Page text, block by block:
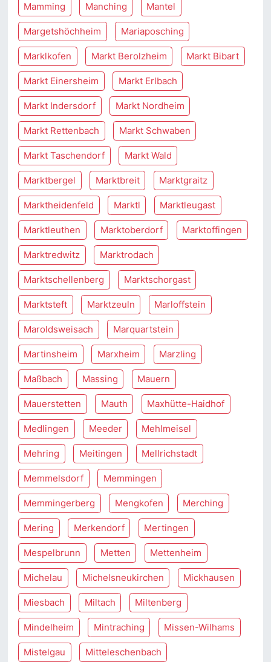
Mamming Manching Mantel
Margetshöchheim Mariaposching
Marklkofen Markt Berolzheim Markt Bibart
Markt Einersheim Markt Erlbach
Markt Indersdorf Markt Nordheim
Markt Rettenbach Markt Schwaben
Markt Taschendorf Markt Wald
Marktbergel Marktbreit Marktgraitz
Marktheidenfeld Marktl Marktleugast
Marktleuthen Marktoberdorf Marktoffingen
Marktredwitz Marktrodach
Marktschellenberg Marktschorgast
Marktsteft Marktzeuln Marloffstein
Maroldsweisach Marquartstein
Martinsheim Marxheim Marzling
Maßbach Massing Mauern
Mauerstetten Mauth Maxhütte-Haidhof
Medlingen Meeder Mehlmeisel
Mehring Meitingen Mellrichstadt
Memmelsdorf Memmingen
Memmingerberg Mengkofen Merching
Mering Merkendorf Mertingen
Mespelbrunn Metten Mettenheim
Michelau Michelsneukirchen Mickhausen
Miesbach Miltach Miltenberg
Mindelheim Mintraching Missen-Wilhams
Mistelgau Mitteleschenbach